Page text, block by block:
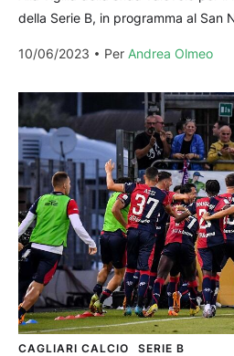
della Serie B, in programma al San
10/06/2023
Per Andrea Olmeo
CAGLIARI CALCIO SERIE B